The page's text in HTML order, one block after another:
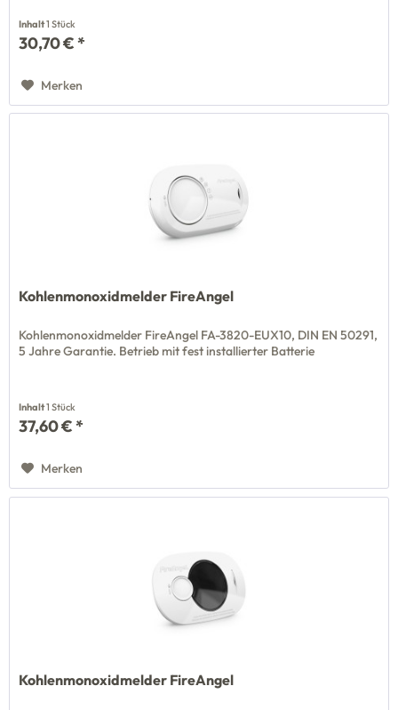
Inhalt1 Stück
30,70 € *
Merken
Kohlenmonoxidmelder FireAngel
Kohlenmonoxidmelder FireAngel FA-3820-EUX10, DIN EN 50291,
5 Jahre Garantie. Betrieb mit fest installierter Batterie
Inhalt1 Stück
37,60 € *
Merken
Kohlenmonoxidmelder FireAngel